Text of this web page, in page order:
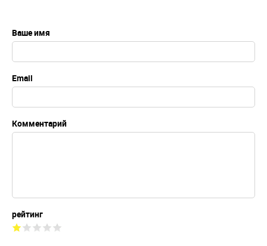
Ваше имя
Email
Комментарий
рейтинг